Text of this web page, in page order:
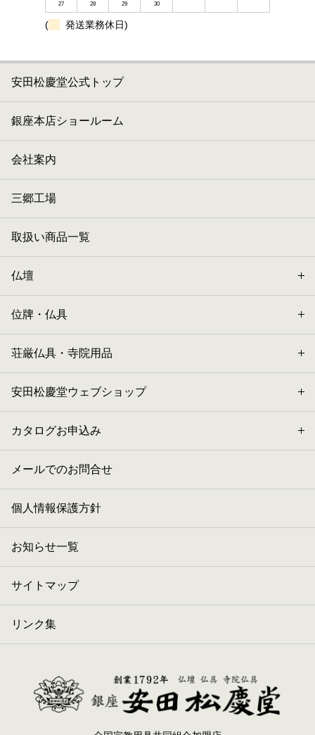
27 28 29 30
( 発送業務休日)
安田松慶堂公式トップ
銀座本店ショールーム
会社案内
三郷工場
取扱い商品一覧
仏壇
位牌・仏具
荘厳仏具・寺院用品
安田松慶堂ウェブショップ
カタログお申込み
メールでのお問合せ
個人情報保護方針
お知らせ一覧
サイトマップ
リンク集